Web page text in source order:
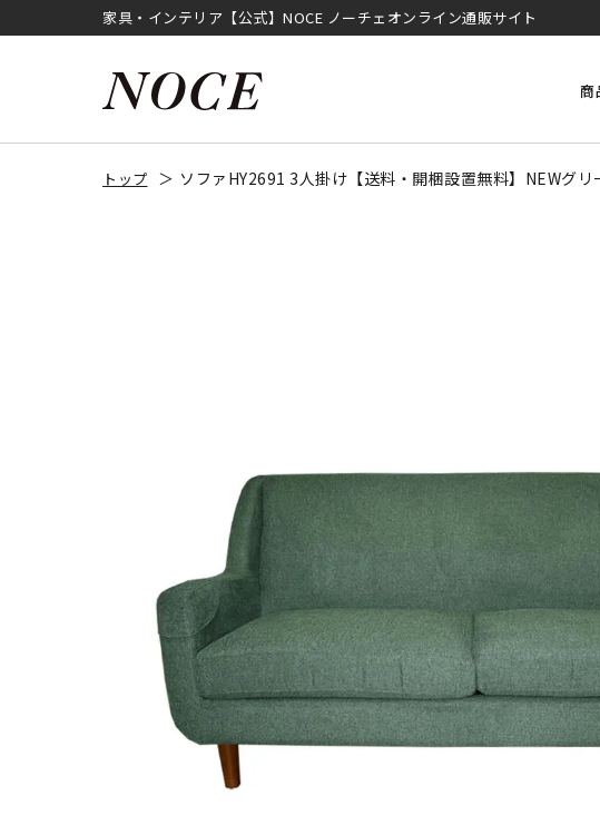
家具・インテリア【公式】NOCE ノーチェオンライン通販サイト
商
トップ ソファHY2691 3人掛け【送料・開梱設置無料】NEWグリ